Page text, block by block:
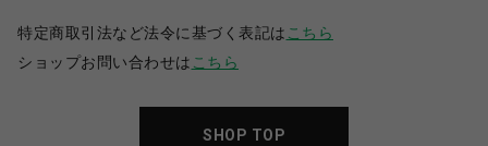
特定商取引法など法令に基づく表記は こちら
ショップお問い合わせは こちら
SHOP TOP